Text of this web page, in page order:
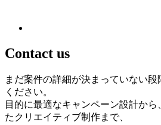
Contact us
まだ案件の詳細が決まっていない
ください。
目的に最適なキャンペーン設計か
たクリエイティブ制作まで、